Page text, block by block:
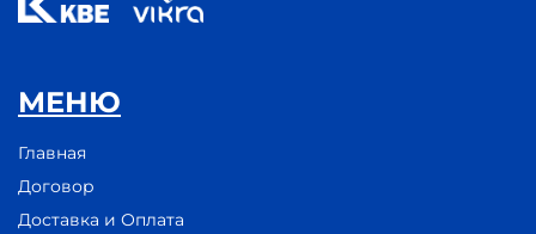
МЕНЮ
Главная
Договор
Доставка и Оплата